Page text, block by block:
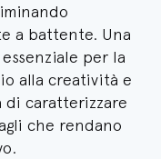
a battente. Una
per la
alla creatività e
di caratterizzare
che rendano